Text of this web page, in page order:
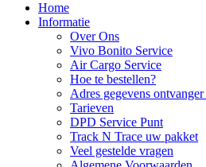
Home
Informatie
Over Ons
Vivo Bonito Service
Air Cargo Service
Hoe te bestellen?
Adres gegevens
Tarieven
DPD Service Punt
Track N Trace uw pakket
Veel gestelde vragen